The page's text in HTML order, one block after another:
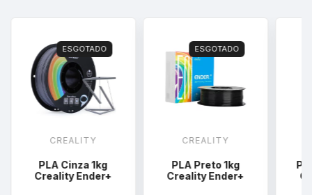
ESGOTADO
CREALITY
PLA Cinza 1kg
Creality Ender+
ESGOTADO
CREALITY
PLA Preto 1kg
Creality Ender+